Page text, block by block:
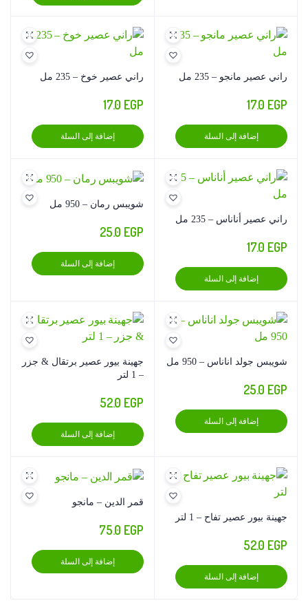
راني عصير مانجو – 235 مل
17.0 EGP
إضافة إلى السلة
راني عصير خوخ – 235 مل
17.0 EGP
إضافة إلى السلة
راني عصير أناناس – 235 مل
17.0 EGP
إضافة إلى السلة
شويبس رمان – 950 مل
25.0 EGP
إضافة إلى السلة
شويبس جولد اناناس – 950 مل
25.0 EGP
إضافة إلى السلة
جهينة بيور عصير برتقال & جزر
– 1 لتر
52.0 EGP
إضافة إلى السلة
جهينة بيور عصير تفاح – 1 لتر
52.0 EGP
إضافة إلى السلة
قمر الدين – مانجو
75.0 EGP
إضافة إلى السلة